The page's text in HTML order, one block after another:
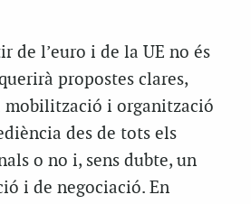
de l’euro i de la UE no és
propostes clares,
i organització
des de tots els
o no i, sens dubte, un
i de negociació. En